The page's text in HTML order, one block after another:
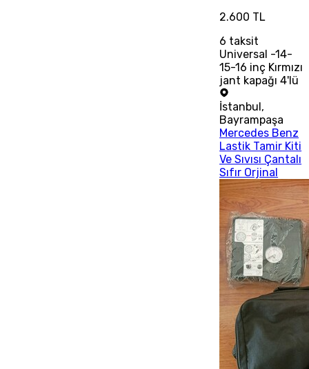
2.600 TL
6 taksit
Universal -14-
15-16 inç Kırmızı
jant kapağı 4'lü
İstanbul,
Bayrampaşa
Mercedes Benz
Lastik Tamir Kiti
Ve Sıvısı Çantalı
Sıfır Orjinal